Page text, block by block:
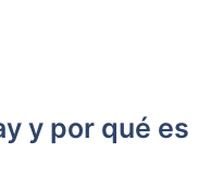
y por ‍qué es